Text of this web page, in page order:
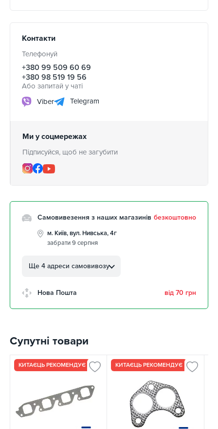
Контакти
Телефонуй
+380 99 509 60 69
+380 98 519 19 56
Або запитай у чаті
Viber
Telegram
Ми у соцмережах
Підписуйся, щоб не загубити
Самовивезення з наших магазинів безкоштовно
м. Київ, вул. Нивська, 4г
забрати 9 серпня
Автолюбителів, 8а
Клинцівський авторинок
м. Київ, вул. Остафія
забрати 9 серпня
Ще 4 адреси самовивозу
Нова Пошта від 70 грн
Супутні товари
КИТАЄЦЬ РЕКОМЕНДУЄ КИТАЄЦЬ РЕКОМЕНДУЄ